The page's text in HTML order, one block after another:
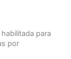
para
por